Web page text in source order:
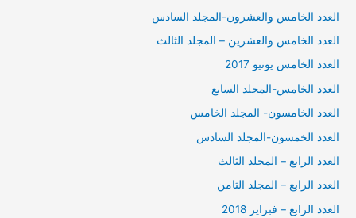
العدد الخامس والعشرون-المجلد السادس
العدد الخامس والعشرين – المجلد الثالث
العدد الخامس يونيو 2017
العدد الخامس-المجلد السابع
العدد الخامسون- المجلد الخامس
العدد الخمسون-المجلد السادس
العدد الرابع – المجلد الثالث
العدد الرابع – المجلد الثامن
العدد الرابع – فبراير 2018